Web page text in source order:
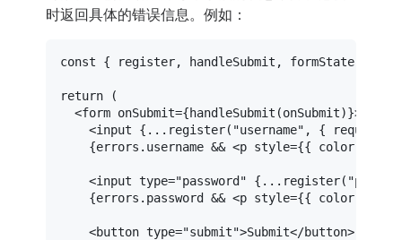
时返回具体的错误信息。例如：
const { register, handleSubmit, formState
return (
<form onSubmit={handleSubmit(onSubmit)}>
<input { ...register("username", {
required:
    {errors.username &&
<p style={{ color:
<input type="password" { ...register("
    {errors.password &&
<p style={{ color:
<button type="submit">Submit</button>